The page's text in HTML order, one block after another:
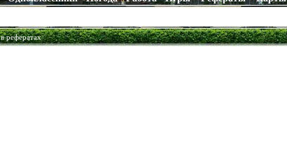
в рефератах